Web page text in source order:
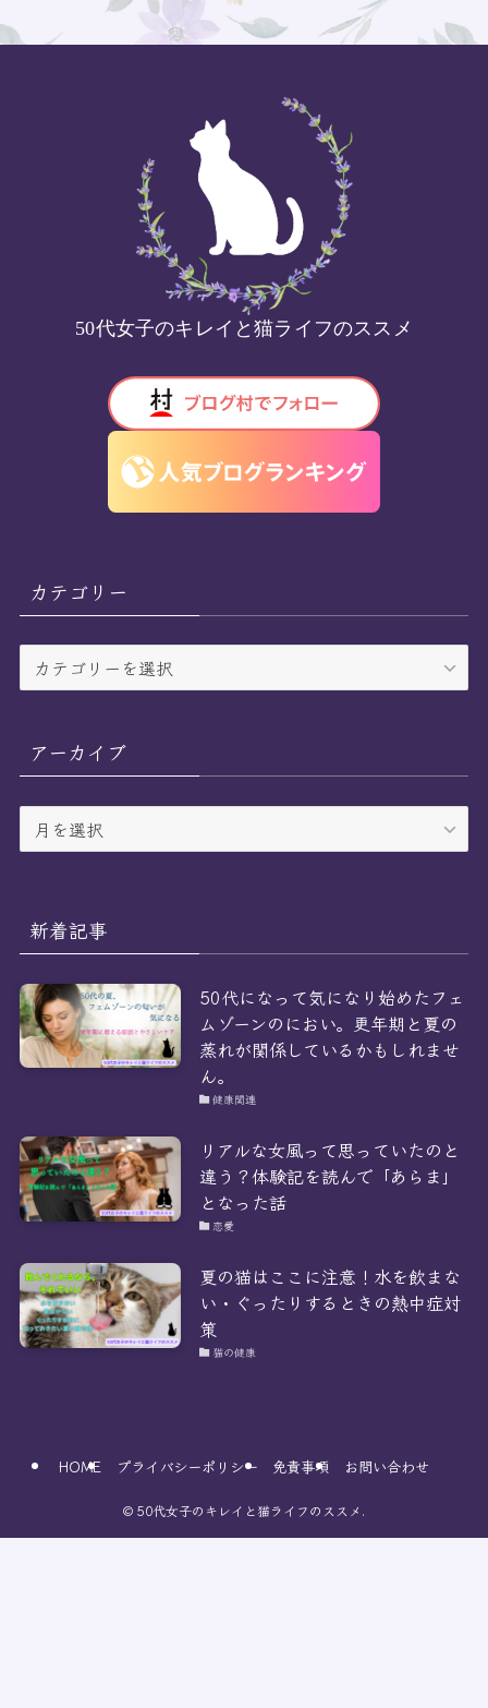
50代女子のキレイと猫ライフのススメ
カテゴリー
テ
ー
アーカイブ
ー
ブ
新着記事
50代になって気になり始めたフェ
ムゾーンのにおい。更年期と夏の
蒸れが関係しているかもしれませ
ん。
健康関連
リアルな女風って思っていたのと
違う？体験記を読んで「あらま」
となった話
恋愛
夏の猫はここに注意！水を飲まな
い・ぐったりするときの熱中症対
策
猫の健康
HOME プライバシーポリシー 免責事項 お問い合わせ
© 50代女子のキレイと猫ライフのススメ.